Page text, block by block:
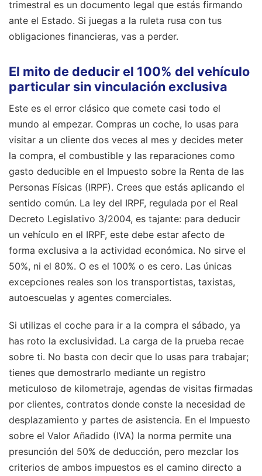
trimestral es un documento legal que estás firmando
ante el Estado. Si juegas a la ruleta rusa con tus
obligaciones financieras, vas a perder.
El mito de deducir el 100% del vehículo
particular sin vinculación exclusiva
Este es el error clásico que comete casi todo el
mundo al empezar. Compras un coche, lo usas para
visitar a un cliente dos veces al mes y decides meter
la compra, el combustible y las reparaciones como
gasto deducible en el Impuesto sobre la Renta de las
Personas Físicas (IRPF). Crees que estás aplicando el
sentido común. La ley del IRPF, regulada por el Real
Decreto Legislativo 3/2004, es tajante: para deducir
un vehículo en el IRPF, este debe estar afecto de
forma exclusiva a la actividad económica. No sirve el
50%, ni el 80%. O es el 100% o es cero. Las únicas
excepciones reales son los transportistas, taxistas,
autoescuelas y agentes comerciales.
Si utilizas el coche para ir a la compra el sábado, ya
has roto la exclusividad. La carga de la prueba recae
sobre ti. No basta con decir que lo usas para trabajar;
tienes que demostrarlo mediante un registro
meticuloso de kilometraje, agendas de visitas firmadas
por clientes, contratos donde conste la necesidad de
desplazamiento y partes de asistencia. En el Impuesto
sobre el Valor Añadido (IVA) la norma permite una
presunción del 50% de deducción, pero mezclar los
criterios de ambos impuestos es el camino directo a